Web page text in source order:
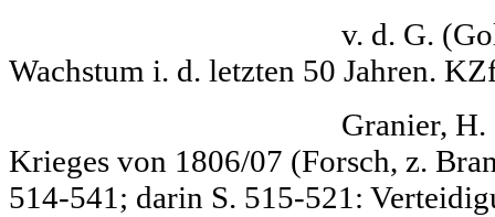
v. d. G. (Goltz?)
Wachstum i. d. letzten 50 Jahren.
Granier, H.
Krieges von 1806/07 (Forsch, z.
514-541; darin S. 515-521: